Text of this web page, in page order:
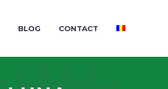
BLOG CONTACT